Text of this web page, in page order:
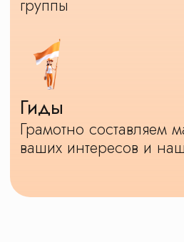
для путешествий. В древних
живет история, работают
Вышли за пределы Москвы